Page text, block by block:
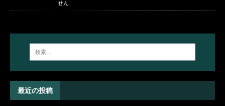
せん
最近の投稿